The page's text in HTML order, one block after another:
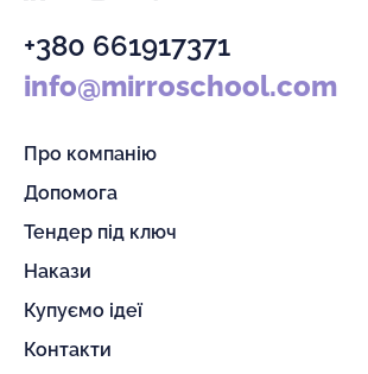
+380 661917371
info@mirroschool.com
Про компанію
Допомога
Тендер під ключ
Накази
Купуємо ідеї
Контакти